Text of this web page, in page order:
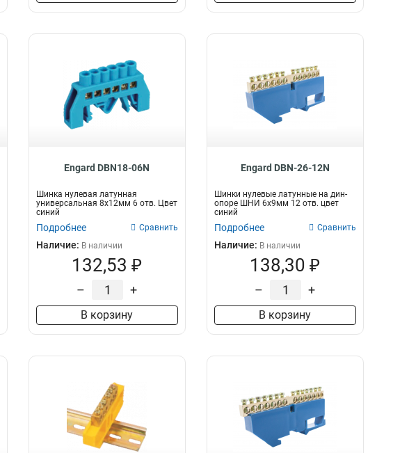
Engard DBN18-06N
Шинка нулевая латунная
универсальная 8х12мм 6 отв. Цвет
синий
Подробнее Сравнить
Наличие: В наличии
132,53 ₽
– +
В корзину
Engard DBN-26-12N
Шинки нулевые латунные на дин-
опоре ШНИ 6х9мм 12 отв. цвет
синий
Подробнее Сравнить
Наличие: В наличии
138,30 ₽
– +
В корзину